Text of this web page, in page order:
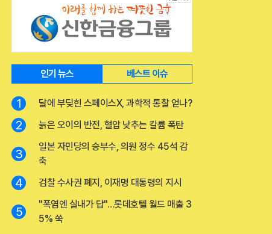
인기 뉴스 베스트 이슈
1 달에 부딪힌 스페이스X, 과학적 통찰 얻나?
2 늙은 오이의 반전, 혈압 낮추는 칼륨 폭탄
3
일본 자민당의 승부수, 의원 정수 45석 감
축
4 검찰 수사권 폐지, 이재명 대통령의 지시
5
"폭염엔 실내가 답"…롯데호텔 월드 매출 3
5% 쑥